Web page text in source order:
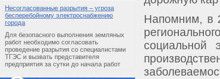
Несогласованные разрытия – угроза
бесперебойному электроснабжению
города
Для безопасного выполнения земляных
работ необходимо согласовать
проведение разрытия со специалистами
ТГЭС и вызвать представителя
предприятия за сутки до начала работ
Напомним, в
социальной